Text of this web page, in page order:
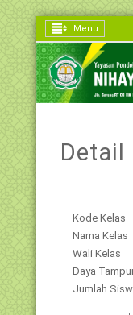
Menu
Detail
Kode Kelas
Nama Kelas
Wali Kelas
Daya
Jumlah